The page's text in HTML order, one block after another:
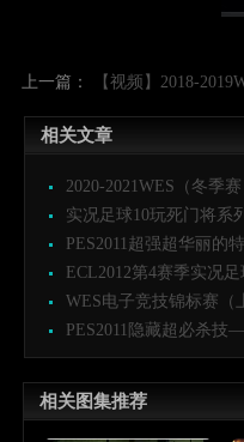
上一篇： 【视频】2018-
相关文章
2020-2021WES（冬季
实况足球10玩死门将系
PES2011超强超华丽
ECL2012第4赛季实况
WES电子竞技锦标赛（
PES2011隐藏超必杀
相关图集推荐